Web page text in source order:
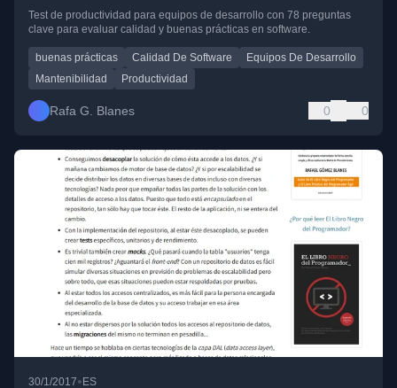
Test de productividad para equipos de desarrollo con 78 preguntas
clave para evaluar calidad y buenas prácticas en software.
buenas prácticas Calidad De Software
Equipos De Desarrollo
Mantenibilidad
Productividad
Rafa G. Blanes 0 0
30/1/2017• ES